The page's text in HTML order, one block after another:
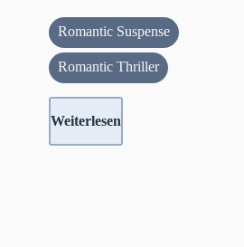
Romantic Suspense
Romantic Thriller
Weiterlesen